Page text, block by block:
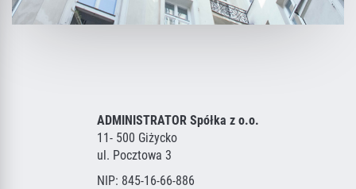
ADMINISTRATOR Spółka z o.o.
11- 500 Giżycko
ul. Pocztowa 3
NIP: 845-16-66-886